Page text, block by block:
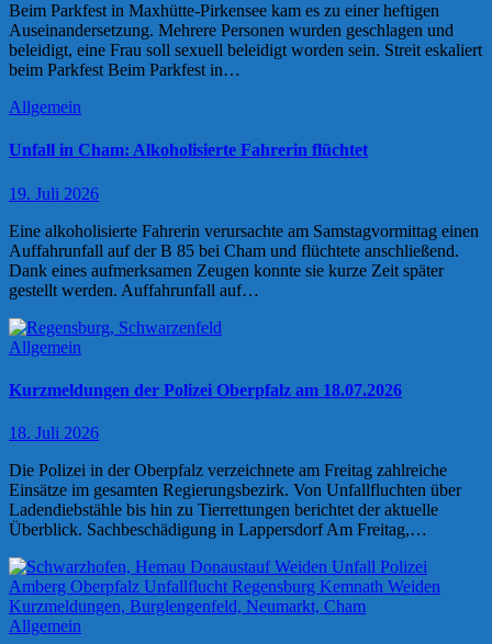
Beim Parkfest in Maxhütte-Pirkensee kam es zu einer heftigen
Auseinandersetzung. Mehrere Personen wurden geschlagen und
beleidigt, eine Frau soll sexuell beleidigt worden sein. Streit eskaliert
beim Parkfest Beim Parkfest in…
Allgemein
Unfall in Cham: Alkoholisierte Fahrerin flüchtet
19. Juli 2026
Eine alkoholisierte Fahrerin verursachte am Samstagvormittag einen
Auffahrunfall auf der B 85 bei Cham und flüchtete anschließend.
Dank eines aufmerksamen Zeugen konnte sie kurze Zeit später
gestellt werden. Auffahrunfall auf…
Allgemein
Kurzmeldungen der Polizei Oberpfalz am 18.07.2026
18. Juli 2026
Die Polizei in der Oberpfalz verzeichnete am Freitag zahlreiche
Einsätze im gesamten Regierungsbezirk. Von Unfallfluchten über
Ladendiebstähle bis hin zu Tierrettungen berichtet der aktuelle
Überblick. Sachbeschädigung in Lappersdorf Am Freitag,…
Allgemein